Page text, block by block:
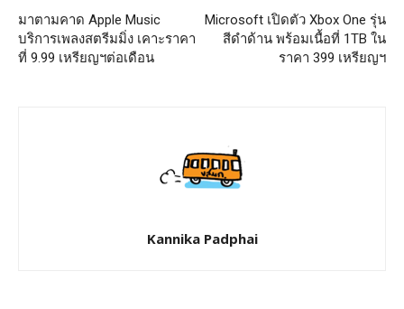
มาตามคาด Apple Music
บริการเพลงสตรีมมิ่ง เคาะราคา
ที่ 9.99 เหรียญฯต่อเดือน
Microsoft เปิดตัว Xbox One รุ่น
สีดำด้าน พร้อมเนื้อที่ 1TB ใน
ราคา 399 เหรียญฯ
Kannika Padphai